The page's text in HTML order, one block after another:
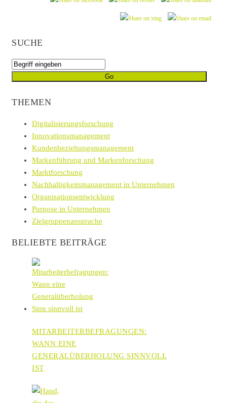
SUCHE
THEMEN
Digitalisierungsforschung
Innovationsmanagement
Kundenbeziehungsmanagement
Markenführung und Markenforschung
Marktforschung
Nachhaltigkeitsmanagement in Unternehmen
Organisationsentwicklung
Purpose in Unternehmen
Zielgruppenansprache
BELIEBTE BEITRÄGE
MITARBEITERBEFRAGUNGEN:
WANN EINE
GENERALÜBERHOLUNG SINNVOLL
IST